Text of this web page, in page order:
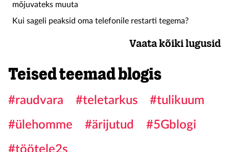
mõjuvateks muuta
Kui sageli peaksid oma telefonile restarti tegema?
Vaata kõiki lugusid
Teised teemad blogis
#raudvara #teletarkus
#tulikuum
#ülehomme
#ärijutud
#5Gblogi
#töötele2s